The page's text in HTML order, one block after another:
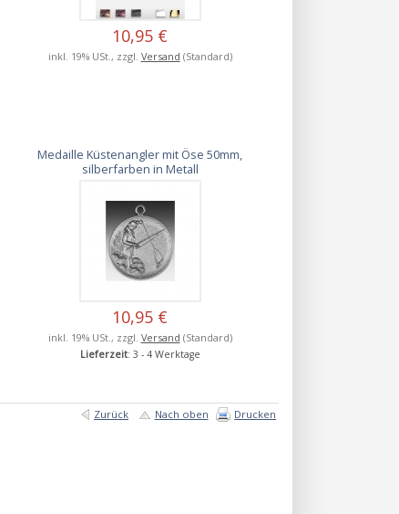
10,95 €
inkl. 19% USt., zzgl. Versand (Standard)
Medaille Küstenangler mit Öse 50mm,
silberfarben in Metall
10,95 €
inkl. 19% USt., zzgl. Versand (Standard)
Lieferzeit: 3 - 4 Werktage
Zurück Nach oben Drucken